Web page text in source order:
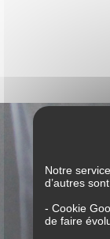
Notre service
d’autres
- Cookie
de faire